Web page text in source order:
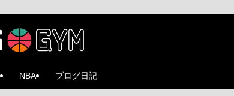
NBA ブログ日記